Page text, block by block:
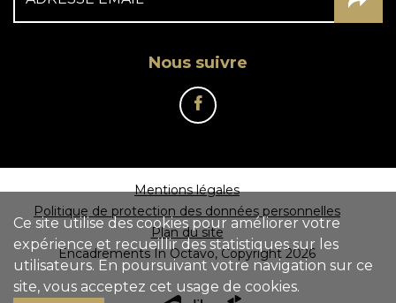
Nous suivre
Mentions légales
Politique de protection des données personnelles
Plan du site
Encadrements In Octavo, Copyright 2026
Ce site utilise des cookies pour améliorer votre
expérience et recueillir des statistiques sur les
utilisateurs. En poursuivant votre navigation sur ce
site, vous acceptez cet usage de cookies.